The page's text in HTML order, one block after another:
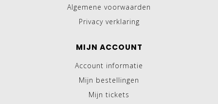
Algemene voorwaarden
Privacy verklaring
MIJN ACCOUNT
Account informatie
Mijn bestellingen
Mijn tickets